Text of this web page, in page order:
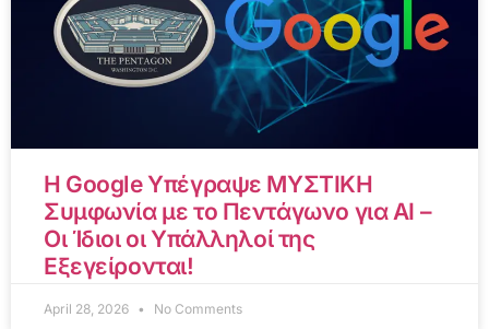
Η Google Υπέγραψε ΜΥΣΤΙΚΗ
Συμφωνία με το Πεντάγωνο για AI –
Οι Ίδιοι οι Υπάλληλοί της
Εξεγείρονται!
April 28, 2026 No Comments